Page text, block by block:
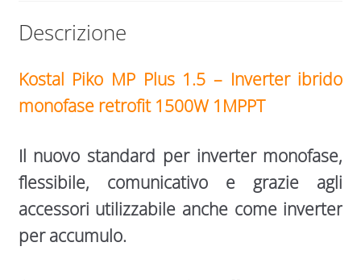
Descrizione
Kostal Piko MP Plus 1.5 – Inverter ibrido
monofase retrofit 1500W 1MPPT
Il nuovo standard per inverter monofase,
flessibile, comunicativo e grazie agli
accessori utilizzabile anche come inverter
per accumulo.